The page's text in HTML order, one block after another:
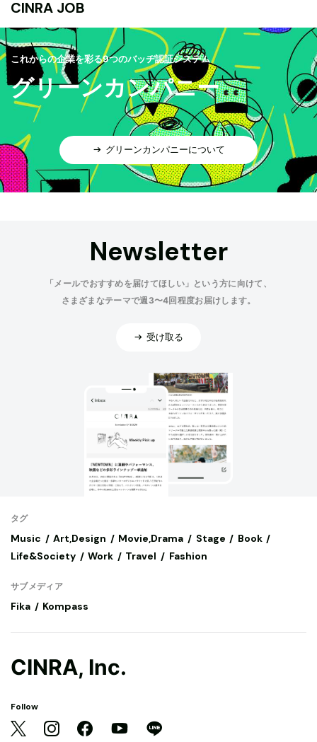
CINRA JOB
これからの企業を彩る9つのバッヂ認証システム
グリーンカンパニー
グリーンカンパニーについて
Newsletter
「メールでおすすめを届けてほしい」という方に向けて、
さまざまなテーマで週3〜4回程度お届けします。
受け取る
タグ
Music Art,Design Movie,Drama Stage
Book
Life&Society
Work Travel Fashion
サブメディア
Fika Kompass
CINRA, Inc.
Follow